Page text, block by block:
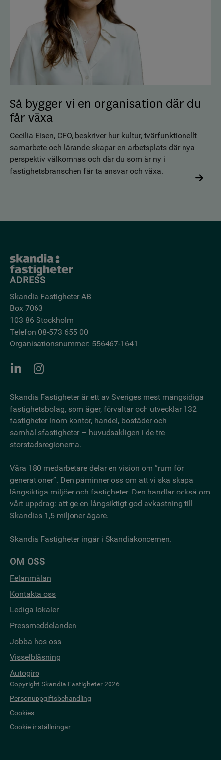
Så bygger vi en organisation där du
får växa
Cecilia Eisen, CFO, beskriver hur kultur, tvärfunktionellt
samarbete och lärande skapar en arbetsplats där nya
perspektiv välkomnas och där du som är ny i
fastighetsbranschen får ta ansvar och växa.
ADRESS
Skandia Fastigheter AB
Box 7063
103 86 Stockholm
Telefon 08-573 655 00
Organisationsnummer: 556467-1641
Skandia Fastigheter är ett av Sveriges mest mångsidiga
fastighetsbo­lag, som äger, förvaltar och utvecklar 132
fastigheter inom kontor, handel, bostäder och
samhällsfastigheter – huvudsakligen i de tre
storstadsregionerna.
Våra 180 medarbetare delar en vision om ”rum för
generationer”. Den påminner oss om att vi ska skapa
långsiktiga miljöer och fastigheter. Den handlar också om
vårt uppdrag: att ge en långsiktigt god avkastning till
Skandias 1,5 miljoner ägare.
Skandia Fastigheter ingår i Skandiakoncernen.
OM OSS
Felanmälan
Kontakta oss
Lediga lokaler
Pressmeddelanden
Jobba hos oss
Visselblåsning
Autogiro
Copyright Skandia Fastigheter 2026
Personuppgiftsbehandling
Cookies
Cookie-inställningar